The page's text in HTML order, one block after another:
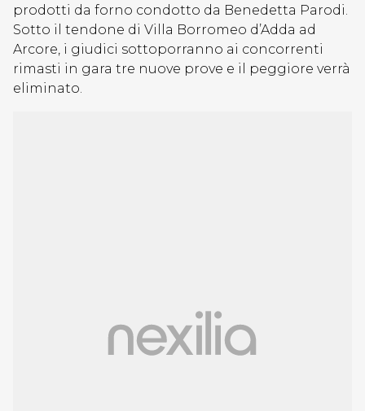
prodotti da forno condotto da Benedetta Parodi.
Sotto il tendone di Villa Borromeo d’Adda ad
Arcore, i giudici sottoporranno ai concorrenti
rimasti in gara tre nuove prove e il peggiore verrà
eliminato.